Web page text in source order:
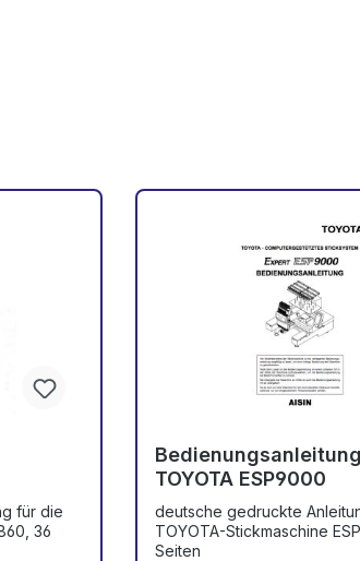
für die
36
Bedienungsanleitung
TOYOTA ESP9000
deutsche gedruckte
TOYOTA-Stickmaschine
Seiten